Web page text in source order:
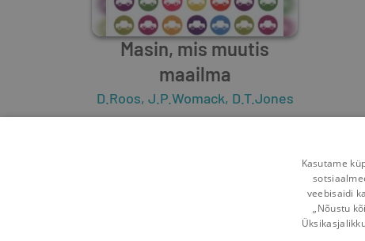
Masin, mis muutis
maailma
D.Roos, J.P.Womack, D.T.Jones
Kasutame
veebisaidi
„Nõustu